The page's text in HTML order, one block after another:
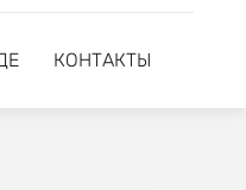
КОНТАКТЫ